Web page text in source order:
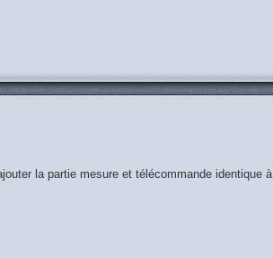
la partie mesure et télécommande identique à